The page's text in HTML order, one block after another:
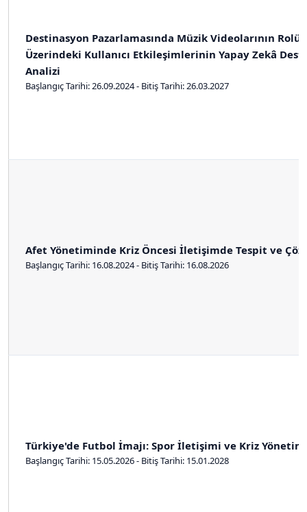
Destinasyon Pazarlamasında Müzik Videolarının Rolü:
Üzerindeki Kullanıcı Etkileşimlerinin Yapay Zekâ
Analizi
Başlangıç Tarihi: 26.09.2024 - Bitiş Tarihi: 26.03.2027
Afet Yönetiminde Kriz Öncesi İletişimde Tespit ve
Başlangıç Tarihi: 16.08.2024 - Bitiş Tarihi: 16.08.2026
Türkiye'de Futbol İmajı: Spor İletişimi ve Kriz
Başlangıç Tarihi: 15.05.2026 - Bitiş Tarihi: 15.01.2028